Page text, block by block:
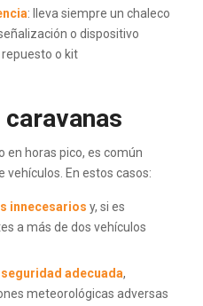
: lleva siempre un chaleco
o dispositivo
repuesto o kit
caravanas
en horas pico, es común
En estos casos:
innecesarios y, si es
a más de dos vehículos
adecuada,
meteorológicas adversas